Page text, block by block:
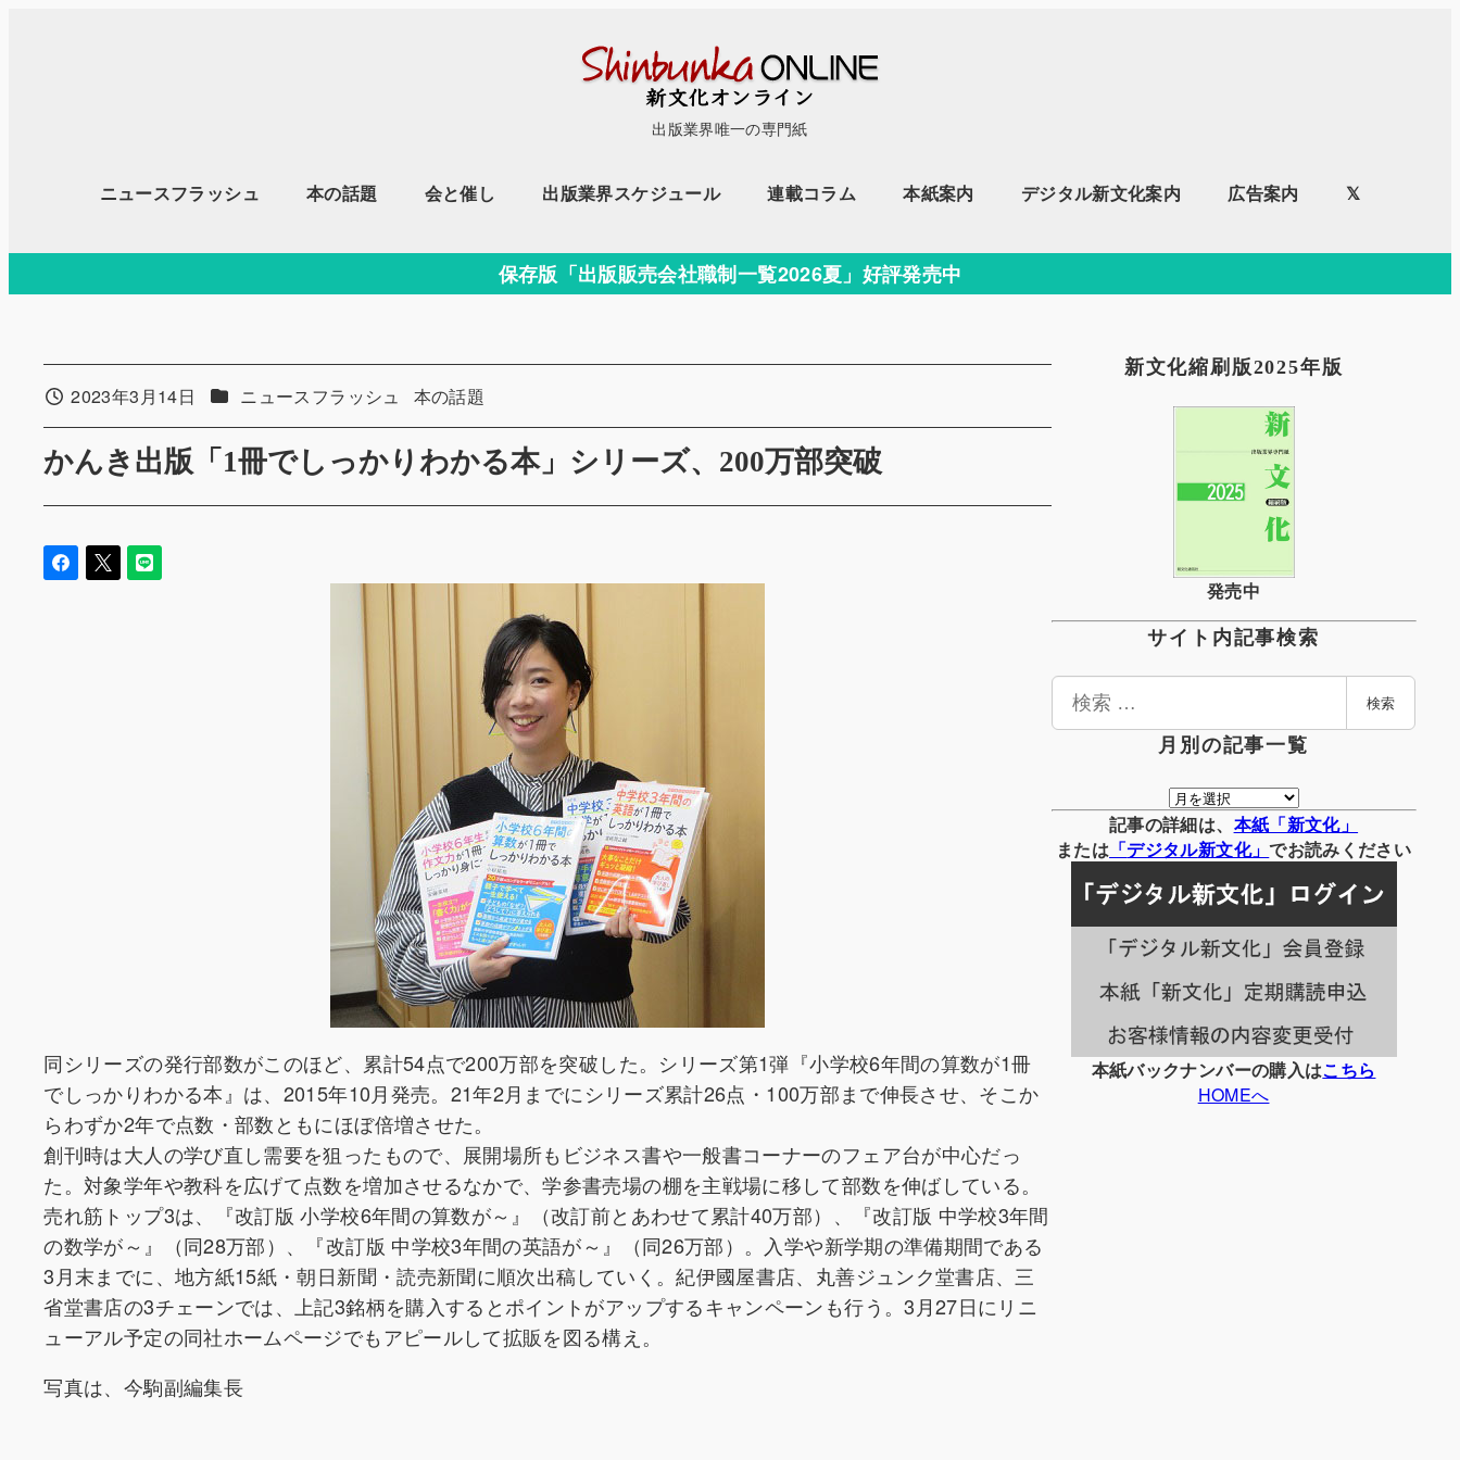
移
出版業界唯一の専門紙
ニュースフラッシュ 本の話題 会と催し 出版業界スケジュール 連載コラム 本紙案内 デジタル新文化案内 広告案内 𝕏
保存版「出版販売会社職制一覧2026夏」好評発売中
かんき出版「1冊でしっかりわかる本」シリーズ、200万部突破
投稿日2023年3月14日 カテゴリー
ニュースフラッシュ カテゴリー
本の話題
同シリーズの発行部数がこのほど、累計54点で200万部を突破した。シリーズ第1弾『小学校6年間の算数が1冊
でしっかりわかる本』は、2015年10月発売。21年2月までにシリーズ累計26点・100万部まで伸長させ、そこか
らわずか2年で点数・部数ともにほぼ倍増させた。
創刊時は大人の学び直し需要を狙ったもので、展開場所もビジネス書や一般書コーナーのフェア台が中心だっ
た。対象学年や教科を広げて点数を増加させるなかで、学参書売場の棚を主戦場に移して部数を伸ばしている。
売れ筋トップ3は、『改訂版 小学校6年間の算数が～』（改訂前とあわせて累計40万部）、『改訂版 中学校3年間
の数学が～』（同28万部）、『改訂版 中学校3年間の英語が～』（同26万部）。入学や新学期の準備期間である
3月末までに、地方紙15紙・朝日新聞・読売新聞に順次出稿していく。紀伊國屋書店、丸善ジュンク堂書店、三
省堂書店の3チェーンでは、上記3銘柄を購入するとポイントがアップするキャンペーンも行う。3月27日にリニ
ューアル予定の同社ホームページでもアピールして拡販を図る構え。
写真は、今駒副編集長
新文化縮刷版2025年版
発売中
サイト内記事検索
検
検索
月別の記事一覧
月
別
の
事
一
覧
記事の詳細は、 本紙「新文化」
または 「デジタル新文化」でお読みください
本紙バックナンバーの購入はこちら
HOMEへ